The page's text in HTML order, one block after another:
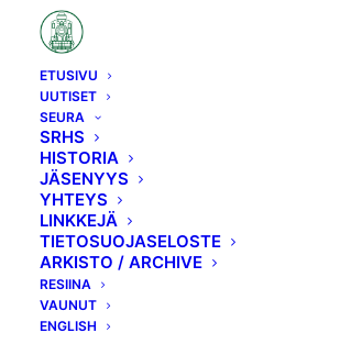
ETUSIVU
UUTISET
SEURA
SRHS
HISTORIA
JÄSENYYS
YHTEYS
LINKKEJÄ
TIETOSUOJASELOSTE
ARKISTO / ARCHIVE
RESIINA
VAUNUT
ENGLISH